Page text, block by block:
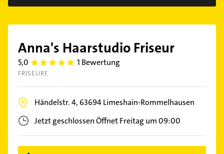
Anna's Haarstudio Friseur
5,0 5.0 1 Bewertung
FRISEURE
Händelstr. 4, 63694Limeshain-Rommelhausen
Jetzt geschlossenÖffnet Freitag um 09:00